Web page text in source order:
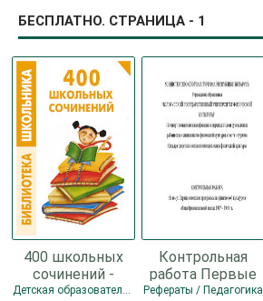
БЕСПЛАТНО. СТРАНИЦА - 1
400 школьных
сочинений -
Комлякова Е.А.Детская образовательная литература / Рефераты / Языкознание / Шпаргалки
Контрольная
работа Первые
советские
Рефераты / Педагогика